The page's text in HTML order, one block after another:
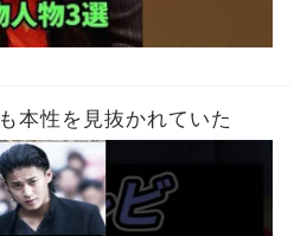
本性を見抜かれていた